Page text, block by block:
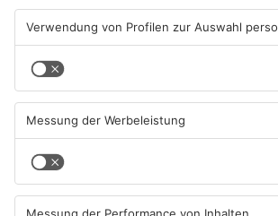
Beobachtungsflüge im
Primaveraland wegen
PRIMAVERALAND
07.08.2026,